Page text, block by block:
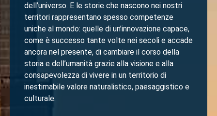
dell’universo. E le storie che nascono nei nostri
territori rappresentano spesso competenze
uniche al mondo: quelle di un’innovazione capace,
come è successo tante volte nei secoli e accade
ancora nel presente, di cambiare il corso della
storia e dell’umanità grazie alla visione e alla
consapevolezza di vivere in un territorio di
inestimabile valore naturalistico, paesaggistico e
culturale.